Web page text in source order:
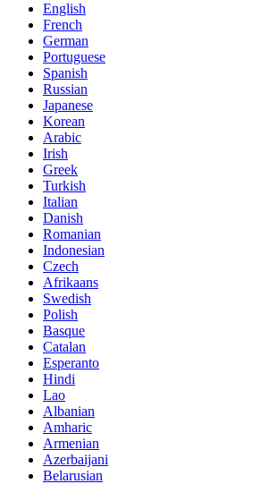
English
French
German
Portuguese
Spanish
Russian
Japanese
Korean
Arabic
Irish
Greek
Turkish
Italian
Danish
Romanian
Indonesian
Czech
Afrikaans
Swedish
Polish
Basque
Catalan
Esperanto
Hindi
Lao
Albanian
Amharic
Armenian
Azerbaijani
Belarusian